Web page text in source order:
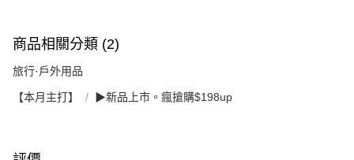
商品相關分類 (2)
旅行·戶外用品
【本月主打】 ▶新品上市。瘋搶購$198up